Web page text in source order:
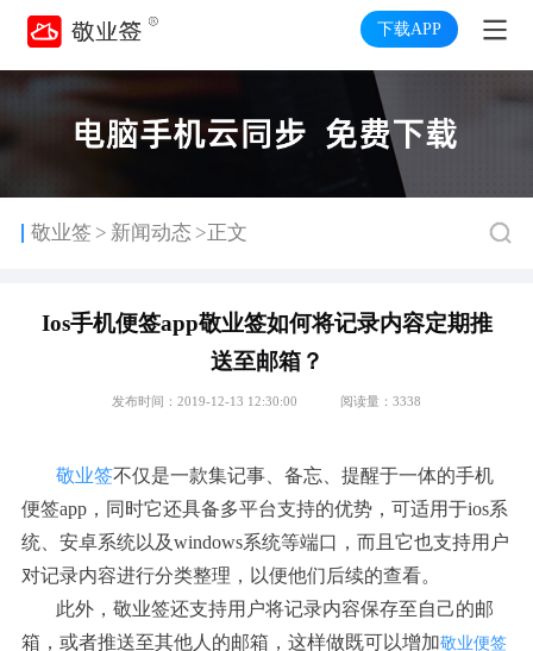
下载APP
敬业签 > 新闻动态 >正文
Ios手机便签app敬业签如何将记录内容定期推
送至邮箱？
发布时间：2019-12-13 12:30:00 阅读量：3338
敬业签不仅是一款集记事、备忘、提醒于一体的手机
便签app，同时它还具备多平台支持的优势，可适用于ios系
统、安卓系统以及windows系统等端口，而且它也支持用户
对记录内容进行分类整理，以便他们后续的查看。
此外，敬业签还支持用户将记录内容保存至自己的邮
箱，或者推送至其他人的邮箱，这样做既可以增加敬业便签